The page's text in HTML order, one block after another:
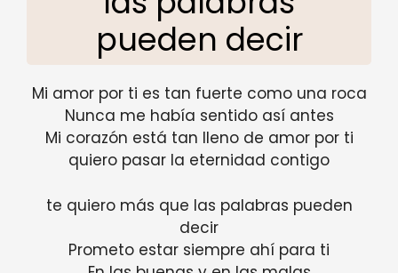
pueden decir
Mi amor por ti es tan fuerte como una roca
Nunca me había sentido así antes
Mi corazón está tan lleno de amor por ti
quiero pasar la eternidad contigo
te quiero más que las palabras pueden
decir
Prometo estar siempre ahí para ti